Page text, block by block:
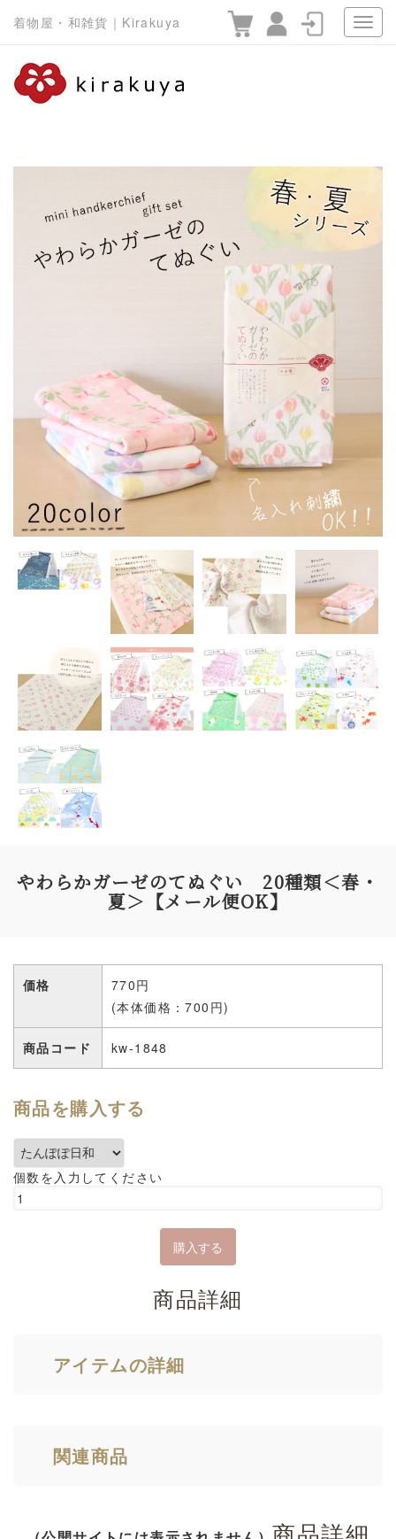
着物屋・和雑貨｜Kirakuya
やわらかガーゼのてぬぐい 20種類＜春・
夏＞【メール便OK】
価格
770円
(本体価格：700円)
商品コード kw-1848
商品を購入する
個数を入力してください
商品詳細
アイテムの詳細
関連商品
商品詳細